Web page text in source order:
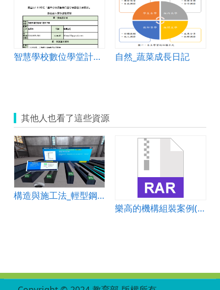
智慧學校數位學堂計劃教案4(山腳國中)
自然_蔬菜成長日記
其他人也看了這些資源
構造與施工法_輕型鋼構材料之介紹
樂高的機構組裝案例(一)